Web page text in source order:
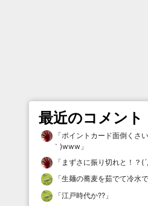
最近のコメント
「ポイントカード面倒くさ
｀)www 」
「 まずさに振り切れと！？
「生麺の蕎麦を茹でて冷水
「江戸時代か⁇ 」